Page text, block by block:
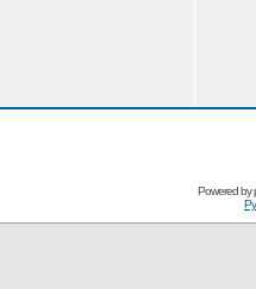
Powered by